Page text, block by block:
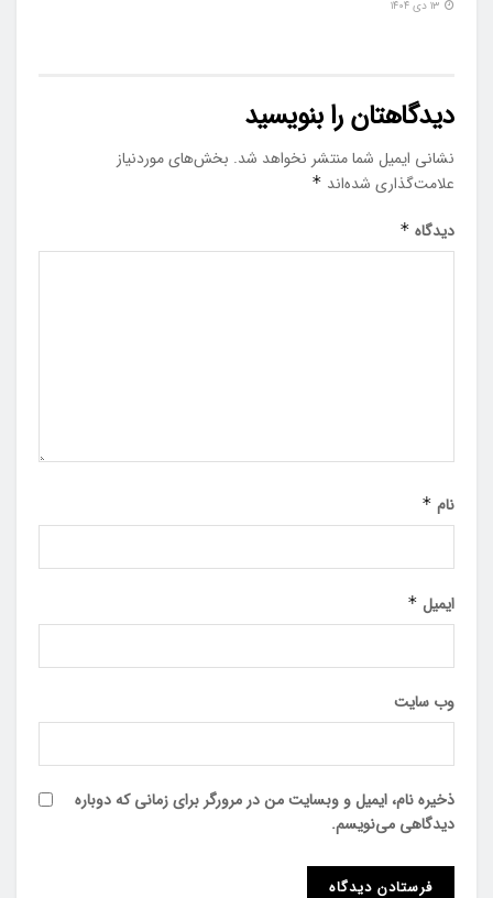
دیدگاهتان را بنویسید
نشانی ایمیل شما منتشر نخواهد شد. بخش‌های موردنیاز
علامت‌گذاری شده‌اند *
دیدگاه *
نام *
ایمیل *
وب‌ سایت
ذخیره نام، ایمیل و وبسایت من در مرورگر برای زمانی که دوباره
دیدگاهی می‌نویسم.